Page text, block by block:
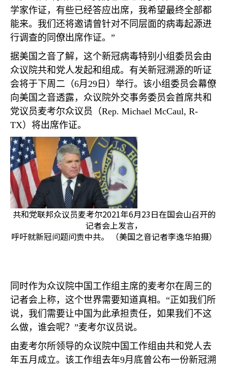
学家作证，有些已经答应出席，我希望最终全部都
能来。我们还将邀请曾针对不同层面的病毒起源进
行调查的同僚出席作证。”
据美国之音了解，这个新冠病毒特别小组委员会由
众议院共和党人发起和组成。有关新冠溯源的听证
会将于下周二（6月 29 日）举行。该小组委员会幕僚
向美国之音透露，众议院外交事务委员会首席共和
党议员麦考尔众议员（Rep. Michael McCaul, R-
TX）将出席作证。
共和党联邦众议员麦考尔2021年6月23日在国会山召开的
记者会上发言，
呼吁就新冠问题问责中共。 （美国之音记者李逸华拍摄）
同时作为众议院中国工作组主席的麦考尔在周三的
记者会上称，这个世界需要知道真相。“正如我们所
说，我们需要让中国为此承担责任，如果我们不这
么做，谁会呢？”麦考尔议员说。
由麦考尔所领导的众议院中国工作组由共和党人去
年五月成立。该工作组去年9月底曾公布一份新冠溯